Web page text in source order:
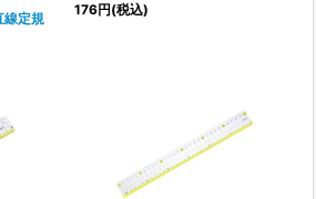
定規
176円(税込)